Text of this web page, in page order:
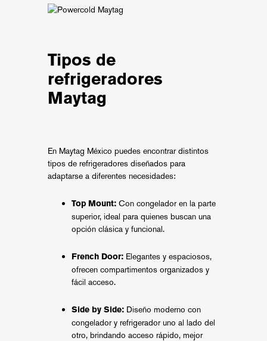
Tipos de
refrigeradores
Maytag
En Maytag México puedes encontrar distintos
tipos de refrigeradores diseñados para
adaptarse a diferentes necesidades:
Top Mount: Con congelador en la parte
superior, ideal para quienes buscan una
opción clásica y funcional.
French Door: Elegantes y espaciosos,
ofrecen compartimentos organizados y
fácil acceso.
Side by Side: Diseño moderno con
congelador y refrigerador uno al lado del
otro, brindando acceso rápido, mejor